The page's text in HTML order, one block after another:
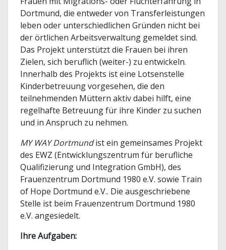
Dortmund, die entweder von Transferleistungen
leben oder unterschiedlichen Gründen nicht bei
der örtlichen Arbeitsverwaltung gemeldet sind.
Das Projekt unterstützt die Frauen bei ihren
Zielen, sich beruflich (weiter-) zu entwickeln.
Innerhalb des Projekts ist eine Lotsenstelle
Kinderbetreuung vorgesehen, die den
teilnehmenden Müttern aktiv dabei hilft, eine
regelhafte Betreuung für ihre Kinder zu suchen
und in Anspruch zu nehmen.
MY WAY Dortmundist ein gemeinsames Projekt
des EWZ (Entwicklungszentrum für berufliche
Qualifizierung und Integration GmbH), des
Frauenzentrum Dortmund 1980 e.V. sowie Train
of Hope Dortmund e.V.. Die ausgeschriebene
Stelle ist beim Frauenzentrum Dortmund 1980
e.V. angesiedelt.
Ihre Aufgaben: